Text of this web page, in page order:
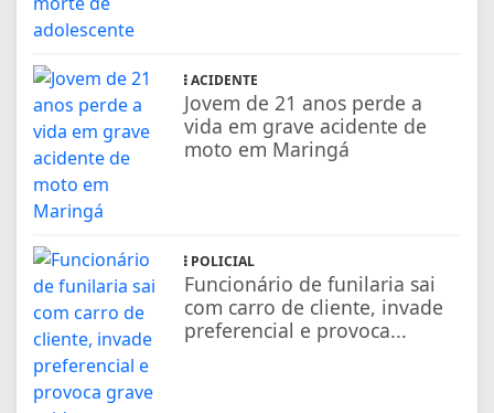
ACIDENTE
Jovem de 21 anos perde a
vida em grave acidente de
moto em Maringá
POLICIAL
Funcionário de funilaria sai
com carro de cliente, invade
preferencial e provoca...